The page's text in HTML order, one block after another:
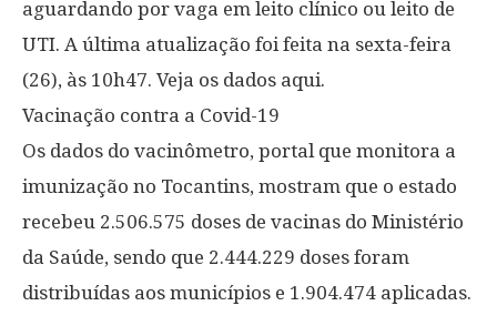
aguardando por vaga em leito clínico ou leito de
UTI. A última atualização foi feita na sexta-feira
(26), às 10h47. Veja os dados aqui.
Vacinação contra a Covid-19
Os dados do vacinômetro, portal que monitora a
imunização no Tocantins, mostram que o estado
recebeu 2.506.575 doses de vacinas do Ministério
da Saúde, sendo que 2.444.229 doses foram
distribuídas aos municípios e 1.904.474 aplicadas.